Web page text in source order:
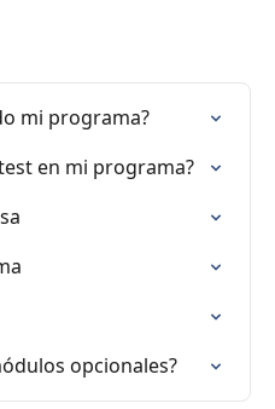
mi programa?
en mi programa?
opcionales?